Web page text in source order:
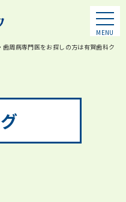
MENU
周病専門医をお探しの方は有賀歯科ク